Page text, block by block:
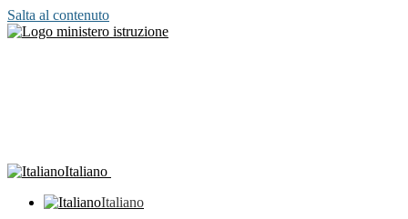
Salta al contenuto
Italiano
Italiano